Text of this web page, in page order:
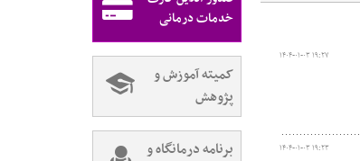
۱۴۰۴-۰۱-۰۳ ۱۹:۲۷
۱۴۰۴-۰۱-۰۳ ۱۹:۲۳
خدمات درمانی
کمیته آموزش و
پژوهش
برنامه درمانگاه و